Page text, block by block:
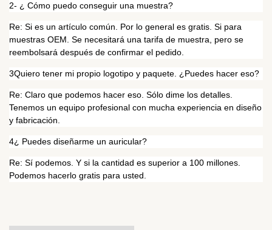
2- ¿ Cómo puedo conseguir una muestra?
Re: Si es un artículo común. Por lo general es gratis. Si para
muestras OEM. Se necesitará una tarifa de muestra, pero se
reembolsará después de confirmar el pedido.
3Quiero tener mi propio logotipo y paquete. ¿Puedes hacer eso?
Re: Claro que podemos hacer eso. Sólo dime los detalles.
Tenemos un equipo profesional con mucha experiencia en diseño
y fabricación.
4¿ Puedes diseñarme un auricular?
Re: Sí podemos. Y si la cantidad es superior a 100 millones.
Podemos hacerlo gratis para usted.